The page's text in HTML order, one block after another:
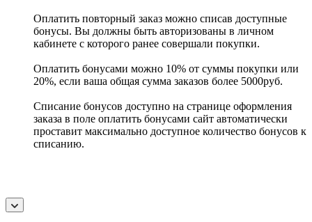
Оплатить повторный заказ можно списав доступные
бонусы. Вы должны быть авторизованы в личном
кабинете с которого ранее совершали покупки.
Оплатить бонусами можно 10% от суммы покупки или
20%, если ваша общая сумма заказов более 5000руб.
Списание бонусов доступно на странице оформления
заказа в поле оплатить бонусами сайт автоматически
проставит максимально доступное количество бонусов к
списанию.